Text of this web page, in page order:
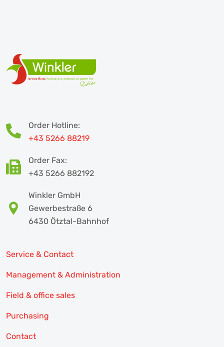
Order Hotline:
+43 5266 88219
Order Fax:
+43 5266 882192
Winkler GmbH
Gewerbestraße 6
6430 Ötztal-Bahnhof
Service & Contact
Management & Administration
Field & office sales
Purchasing
Contact